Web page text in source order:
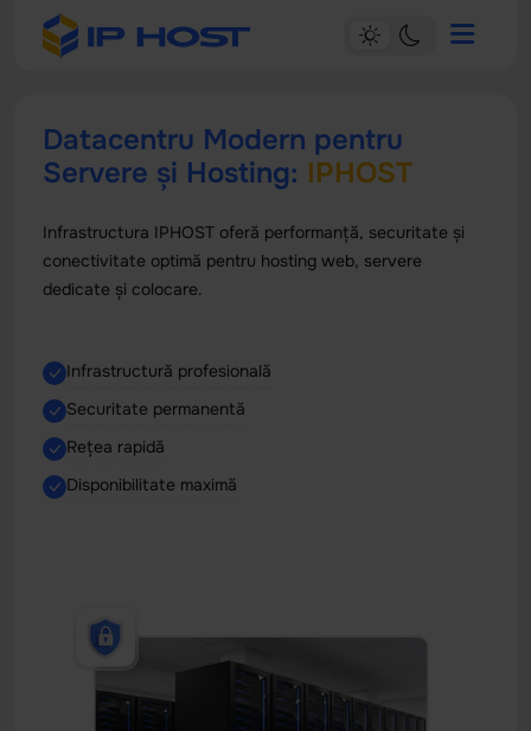
Datacentru Modern pentru
Servere și Hosting: IPHOST
Infrastructura IPHOST oferă performanță, securitate și
conectivitate optimă pentru hosting web, servere
dedicate și colocare.
Infrastructură profesională
Securitate permanentă
Rețea rapidă
Disponibilitate maximă